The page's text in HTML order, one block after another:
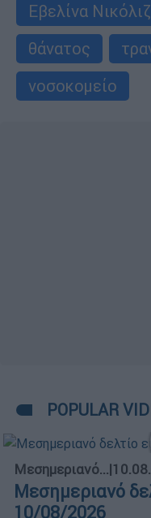
Εβελίνα
θάνατος
νοσοκομείο
POPULAR
Μεσημεριανό...|
Μεσημεριανό
10/08/2026